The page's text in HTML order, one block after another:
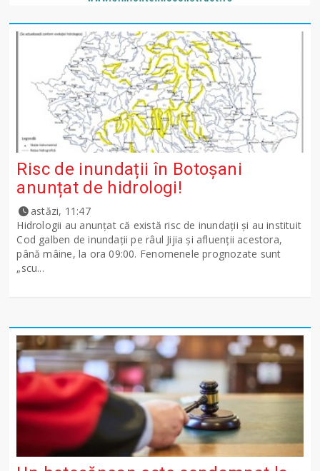
Risc de inundații în Botoșani
anunțat de hidrologi!
astăzi, 11:47
Hidrologii au anunțat că există risc de inundații și au instituit
Cod galben de inundații pe râul Jijia și afluenții acestora,
până mâine, la ora 09:00. Fenomenele prognozate sunt
„scu...